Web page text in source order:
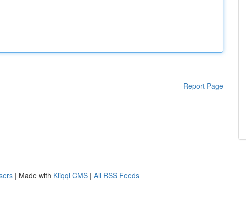
Report Page
| Made with Kliqqi CMS | All RSS Feeds